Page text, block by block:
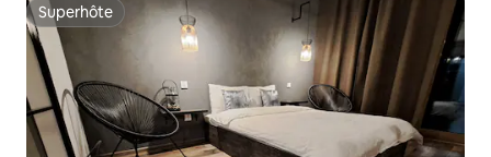
Superhôte
Superhôte